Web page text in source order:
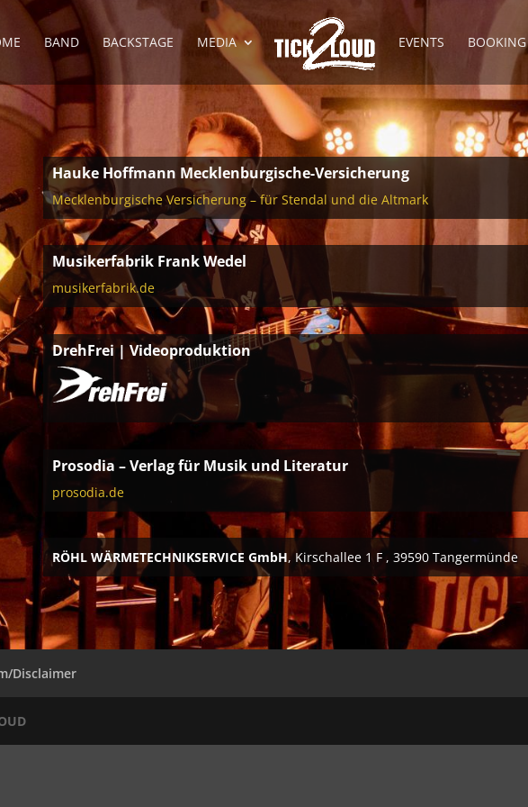
BAND BACKSTAGE MEDIA EVENTS BOOKING
Hauke Hoffmann Mecklenburgische-Versicherung
Mecklenburgische Versicherung – für Stendal und die Altmark
Musikerfabrik Frank Wedel
musikerfabrik.de
DrehFrei | Videoproduktion
Prosodia – Verlag für Musik und Literatur
prosodia.de
RÖHL WÄRMETECHNIKSERVICE GmbH, Kirschallee 1 F , 39590 Tangermünde
Disclaimer